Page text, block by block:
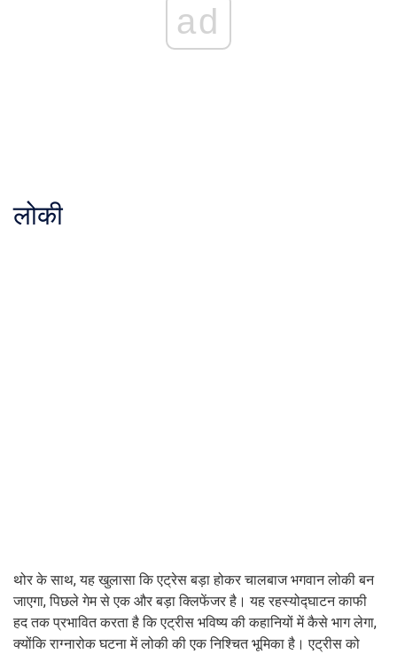
ad
लोकी
थोर के साथ, यह खुलासा कि एट्रेस बड़ा होकर चालबाज भगवान लोकी बन
जाएगा, पिछले गेम से एक और बड़ा क्लिफेंजर है। यह रहस्योद्घाटन काफी
हद तक प्रभावित करता है कि एट्रीस भविष्य की कहानियों में कैसे भाग लेगा,
क्योंकि राग्नारोक घटना में लोकी की एक निश्चित भूमिका है। एट्रीस को